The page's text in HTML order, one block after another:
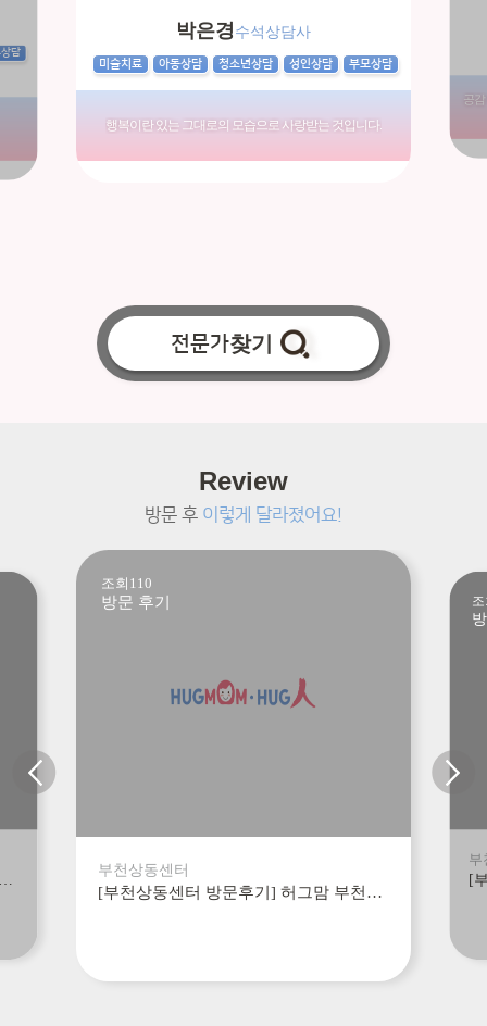
담
박은경 수석상담사
미술치료 아동상담 청소년상담 성인상담 부모상담
행복이란 있는 그대로의 모습으로 사랑받는 것입니다.
공
전문가찾기
Review
방문 후 이렇게 달라졌어요!
조회110
방문 후기
부천상동센터
[부천상동센터 방문후기] 허그맘 부천상동센터 방문후기_123
부